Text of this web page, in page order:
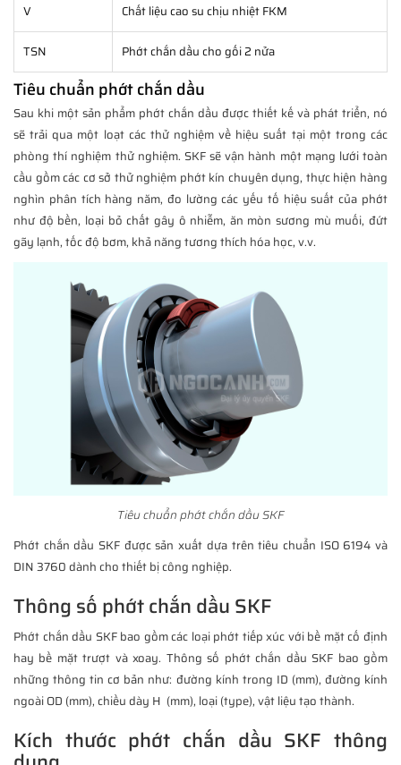
V Chất liệu cao su chịu nhiệt FKM
TSN Phớt chắn dầu cho gối 2 nửa
Tiêu chuẩn phớt chắn dầu
Sau khi một sản phẩm phớt chắn dầu được thiết kế và phát triển, nó
sẽ trải qua một loạt các thử nghiệm về hiệu suất tại một trong các
phòng thí nghiệm thử nghiệm. SKF sẽ vận hành một mạng lưới toàn
cầu gồm các cơ sở thử nghiệm phớt kín chuyên dụng, thực hiện hàng
nghìn phân tích hàng năm, đo lường các yếu tố hiệu suất của phớt
như độ bền, loại bỏ chất gây ô nhiễm, ăn mòn sương mù muối, đứt
gãy lạnh, tốc độ bơm, khả năng tương thích hóa học, v.v.
Tiêu chuẩn phớt chắn dầu SKF
Phớt chắn dầu SKF được sản xuất dựa trên tiêu chuẩn ISO 6194 và
DIN 3760 dành cho thiết bị công nghiệp.
Thông số phớt chắn dầu SKF
Phớt chắn dầu SKF bao gồm các loại phớt tiếp xúc với bề mặt cố định
hay bề mặt trượt và xoay. Thông số phớt chắn dầu SKF bao gồm
những thông tin cơ bản như: đường kính trong ID (mm), đường kính
ngoài OD (mm), chiều dày H (mm), loại (type), vật liệu tạo thành.
Kích thước phớt chắn dầu SKF thông